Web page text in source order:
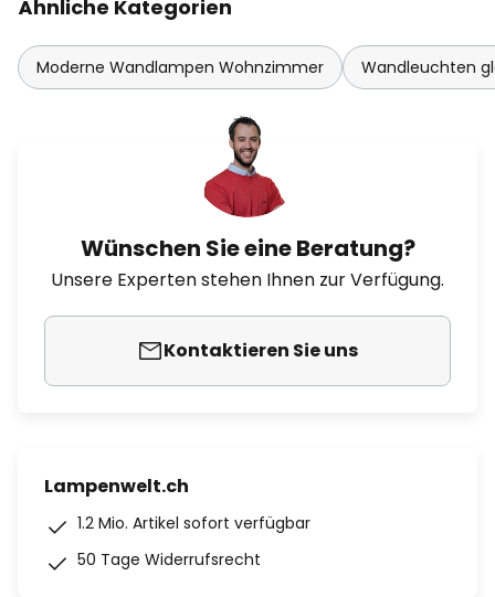
Ähnliche Kategorien
Moderne Wandlampen Wohnzimmer Wandleuchten
Wünschen Sie eine Beratung?
Unsere Experten stehen Ihnen zur Verfügung.
Kontaktieren Sie uns
Lampenwelt.ch
1.2 Mio. Artikel sofort verfügbar
50 Tage Widerrufsrecht